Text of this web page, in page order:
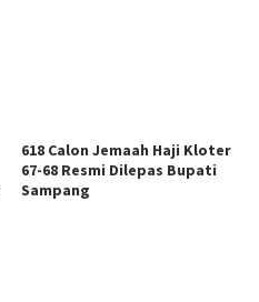
618 Calon Jemaah Haji Kloter
67-68 Resmi Dilepas Bupati
Sampang